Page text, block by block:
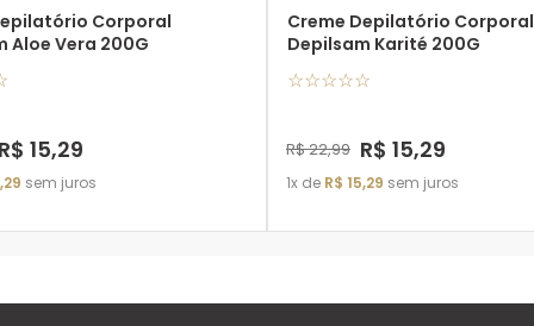
Corporal
Aloe Vera 200G
R$ 15,29
,29 sem juros
Creme Depilatório Corporal
Depilsam Karité 200G
☆☆☆☆☆
R$22,99 R$ 15,29
1 de R$ 15,29 sem juros